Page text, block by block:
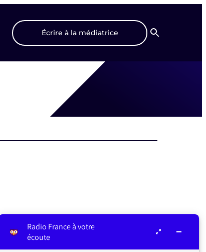
Écrire à la médiatrice
Recherche
Radio France à votre
écoute